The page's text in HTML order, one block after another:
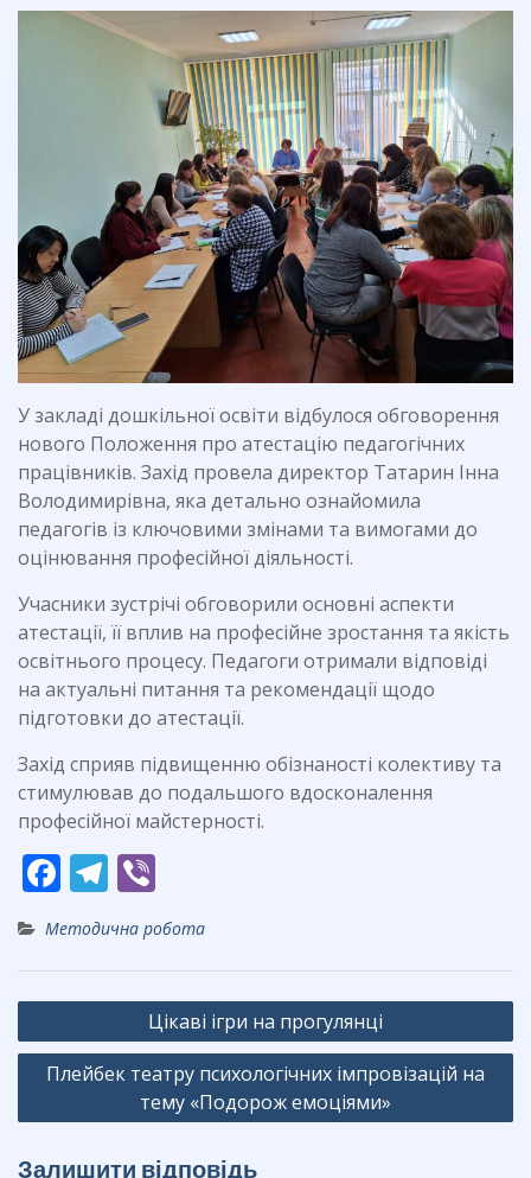
У закладі дошкільної освіти відбулося обговорення
нового Положення про атестацію педагогічних
працівників. Захід провела директор Татарин Інна
Володимирівна, яка детально ознайомила
педагогів із ключовими змінами та вимогами до
оцінювання професійної діяльності.
Учасники зустрічі обговорили основні аспекти
атестації, її вплив на професійне зростання та якість
освітнього процесу. Педагоги отримали відповіді
на актуальні питання та рекомендації щодо
підготовки до атестації.
Захід сприяв підвищенню обізнаності колективу та
стимулював до подальшого вдосконалення
професійної майстерності.
F
ac
e
b
o
T
el
e
gr
m
b
er
Методична робота
Навігація
записів
Цікаві ігри на прогулянці
Плейбек театру психологічних імпровізацій на
тему «Подорож емоціями»
Залишити відповідь